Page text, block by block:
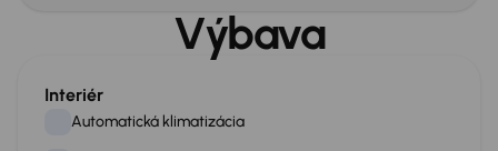
Výbava
Interiér
Automatická klimatizácia